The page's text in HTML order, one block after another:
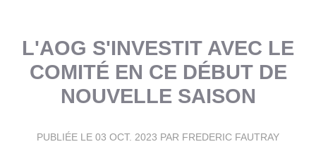
L'AOG S'INVESTIT AVEC LE
COMITÉ EN CE DÉBUT DE
NOUVELLE SAISON
PUBLIÉE LE 03 OCT. 2023 PAR FREDERIC FAUTRAY